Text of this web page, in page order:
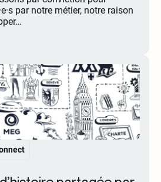
par notre métier, notre raison